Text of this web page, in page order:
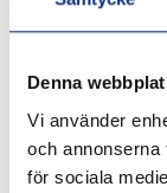
Denna
Vi använder
och annonserna
för sociala